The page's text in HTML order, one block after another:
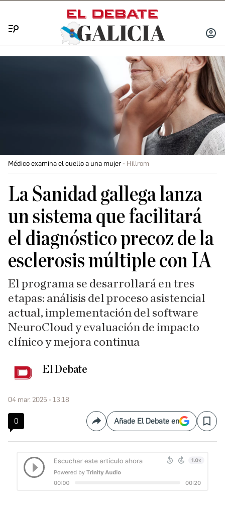
INICIAR
Médico examina el cuello a una mujer Hillrom
La Sanidad gallega lanza
un sistema que facilitará
el diagnóstico precoz de la
esclerosis múltiple con IA
El programa se desarrollará en tres
etapas: análisis del proceso asistencial
actual, implementación del software
NeuroCloud y evaluación de impacto
clínico y mejora continua
El Debate
04 mar. 2025 - 13:18
0 CompartirAñade El Debate en Save